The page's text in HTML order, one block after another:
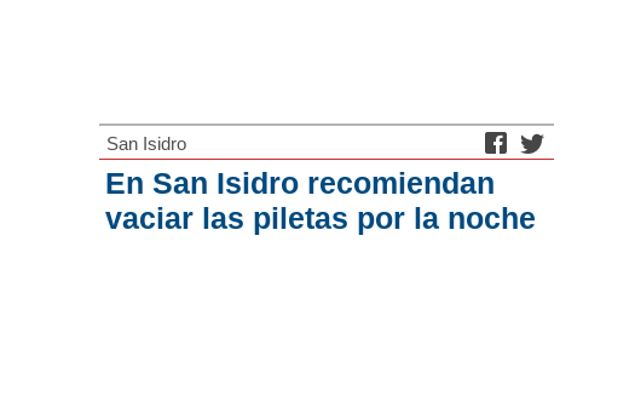
San Isidro
En San Isidro recomiendan
vaciar las piletas por la noche